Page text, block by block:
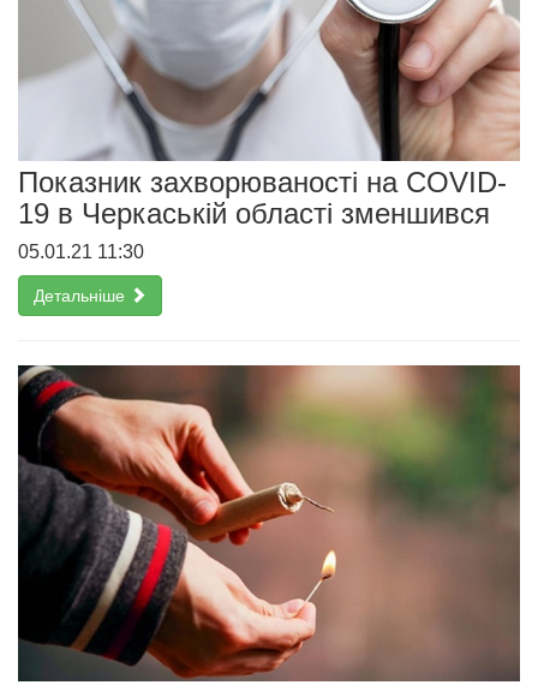
Показник захворюваності на COVID-
19 в Черкаській області зменшився
05.01.21 11:30
Детальніше